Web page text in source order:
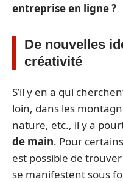
entreprise en ligne ?
De nouvelles
créativité
S’il y en a qui
loin, dans les
nature, etc., il y a
de main. Pour
est possible de
se manifestent sous